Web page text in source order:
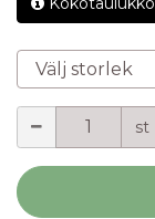
Välj storlek
st